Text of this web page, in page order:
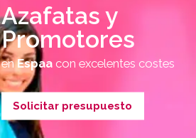
Azafatas y
Promotores
enEspaacon excelentes costes
Solicitar presupuesto